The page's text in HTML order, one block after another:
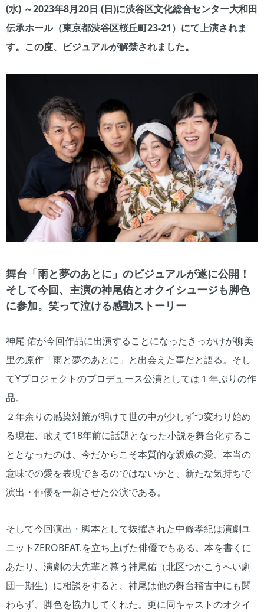
(水) ～2023年8月20日 (日)に渋谷区文化総合センター大和田
伝承ホール（東京都渋谷区桜丘町23-21）にて上演されま
す。この度、ビジュアルが解禁されました。
舞台「雨と夢のあとに」のビジュアルが遂に公開！
そして今回、主演の神尾佑とオクイシュージも脚色
に参加。笑って泣ける感動ストーリー
神尾 佑が今回作品に出演することになったきっかけが柳美
里の原作「雨と夢のあとに」と出会えた事だと語る。そし
てYプロジェクトのプロデュース公演としては１年ぶりの作
品。
２年余りの感染対策が明けて世の中が少しずつ変わり始め
る現在、敢えて18年前に話題となった小説を舞台化するこ
ととなったのは、今だからこそ本質的な親娘の愛、本当の
意味での愛を表現できるのではないかと、新たな気持ちで
演出・俳優を一新させた公演である。
そして今回演出・脚本として抜擢された中條孝紀は演劇ユ
ニットZEROBEAT.を立ち上げた俳優でもある。本を書くに
あたり、演劇の大先輩と慕う神尾佑（北区つかこうへい劇
団一期生）に相談をすると、神尾は他の舞台稽古中にも関
わらず、脚色を協力してくれた。更に同キャストのオクイ